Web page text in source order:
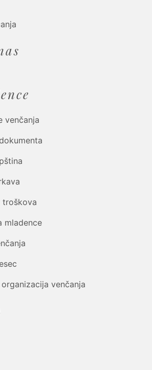
venčanja
troškova
mladence
venčanja